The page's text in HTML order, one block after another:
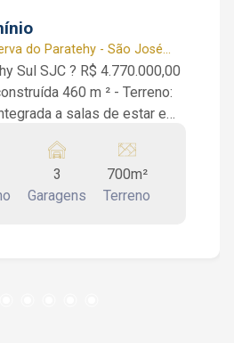
do Paratehy - São José
Sul SJC ? R$ 4.770.000,00
460 m ² - Terreno:
- Piscina com hidro,
- Porta pivotante com
para 3 carros
4
3
Garagens
700m²
Terreno